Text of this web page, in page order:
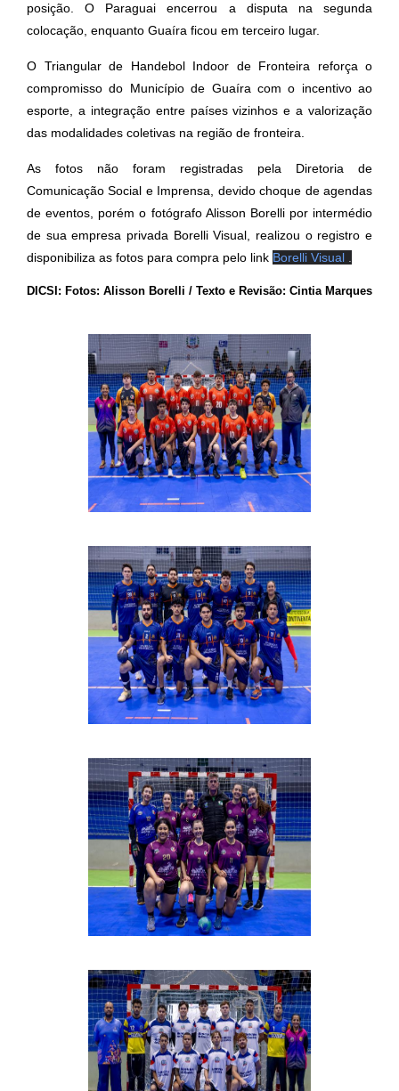
posição. O Paraguai encerrou a disputa na segunda
colocação, enquanto Guaíra ficou em terceiro lugar.
O Triangular de Handebol Indoor de Fronteira reforça o
compromisso do Município de Guaíra com o incentivo ao
esporte, a integração entre países vizinhos e a valorização
das modalidades coletivas na região de fronteira.
As fotos não foram registradas pela Diretoria de
Comunicação Social e Imprensa, devido choque de agendas
de eventos, porém o fotógrafo Alisson Borelli por intermédio
de sua empresa privada Borelli Visual, realizou o registro e
disponibiliza as fotos para compra pelo link Borelli Visual
DICSI: Fotos: Alisson Borelli / Texto e Revisão: Cintia Marques